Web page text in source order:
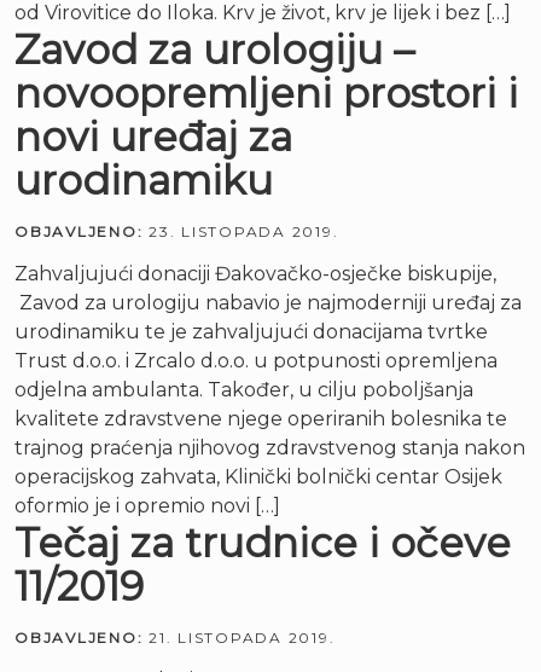
od Virovitice do Iloka. Krv je život, krv je lijek i bez […]
Zavod za urologiju –
novoopremljeni prostori i
novi uređaj za
urodinamiku
OBJAVLJENO: 23. LISTOPADA 2019.
Zahvaljujući donaciji Đakovačko-osječke biskupije,
Zavod za urologiju nabavio je najmoderniji uređaj za
urodinamiku te je zahvaljujući donacijama tvrtke
Trust d.o.o. i Zrcalo d.o.o. u potpunosti opremljena
odjelna ambulanta. Također, u cilju poboljšanja
kvalitete zdravstvene njege operiranih bolesnika te
trajnog praćenja njihovog zdravstvenog stanja nakon
operacijskog zahvata, Klinički bolnički centar Osijek
oformio je i opremio novi […]
Tečaj za trudnice i očeve
11/2019
OBJAVLJENO: 21. LISTOPADA 2019.